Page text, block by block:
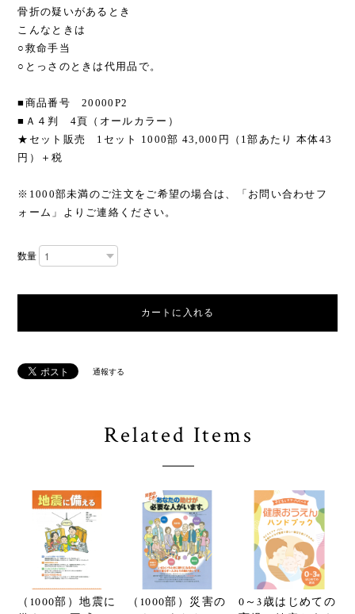
骨折の疑いがあるとき
こんなときは
○救命手当
○とっさのときは代用品で。
■商品番号 20000P2
■Ａ４判 4頁（オールカラー）
★セット販売 1セット 1000部 43,000円（1部あたり 本体43
円）＋税
※1000部未満のご注文をご希望の場合は、「お問い合わせフ
ォーム」よりご連絡ください。
数量
カートに入れる
通報する
Related Items
（1000部）地震に
（1000部）災害の
0～3歳はじめての